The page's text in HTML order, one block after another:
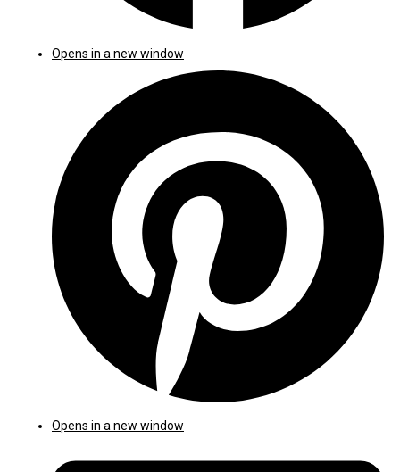
Opens in a new window
Opens in a new window